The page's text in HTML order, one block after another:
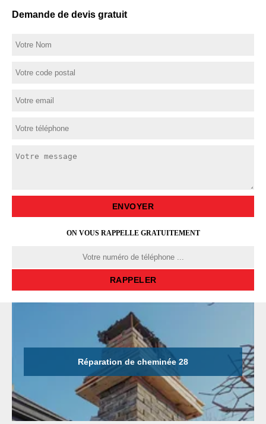
Demande de devis gratuit
ON VOUS RAPPELLE GRATUITEMENT
Réparation de cheminée 28